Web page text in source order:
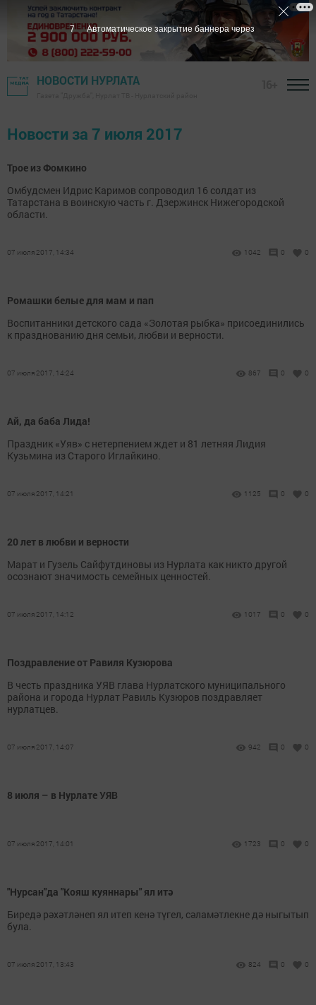
НОВОСТИ НУРЛАТА
Новости за 7 июля 2017
Трое из Фомкино
Омбудсмен Идрис Каримов сопроводил 16 солдат из
Татарстана в воинскую часть г. Дзержинск Нижегородской
области.
07 июля 2017, 14:34 1042 0 0
Ромашки белые для мам и пап
Воспитанники детского сада «Золотая рыбка» присоединились
к празднованию дня семьи, любви и верности.
07 июля 2017, 14:24 867 0 0
Ай, да баба Лида!
Праздник «Уяв» с нетерпением ждет и 81 летняя Лидия
Кузьмина из Старого Иглайкино.
07 июля 2017, 14:21 1125 0 0
20 лет в любви и верности
Марат и Гузель Сайфутдиновы из Нурлата как никто другой
осознают значимость семейных ценностей.
07 июля 2017, 14:12 1017 0 0
Поздравление от Равиля Кузюрова
В честь праздника УЯВ глава Нурлатского муниципального
района и города Нурлат Равиль Кузюров поздравляет
нурлатцев.
07 июля 2017, 14:07 942 0 0
8 июля – в Нурлате УЯВ
07 июля 2017, 14:01 1723 0 0
"Нурсан"да "Кояш куяннары" ял итә
Биредә рәхәтләнеп ял итеп кенә түгел, сәламәтлекне дә ныгытып
була.
07 июля 2017, 13:43 824 0 0
7 Автоматическое закрытие баннера через